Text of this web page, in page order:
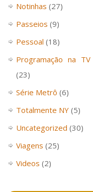
Notinhas (27)
Passeios (9)
Pessoal (18)
Programação na TV
(23)
Série Metrô (6)
Totalmente NY (5)
Uncategorized (30)
Viagens (25)
Videos (2)